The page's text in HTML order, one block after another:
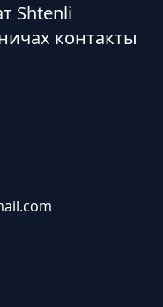
Shtenli
контакты